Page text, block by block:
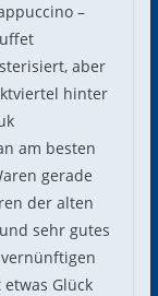
–
aber
hinter
am besten
gerade
der alten
sehr gutes
Glück